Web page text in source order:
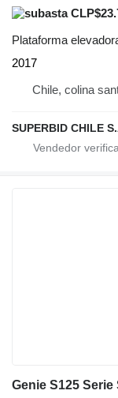
Plataforma
2017
Chile, colina
SUPERBID CHILE
Genie S125 Serie